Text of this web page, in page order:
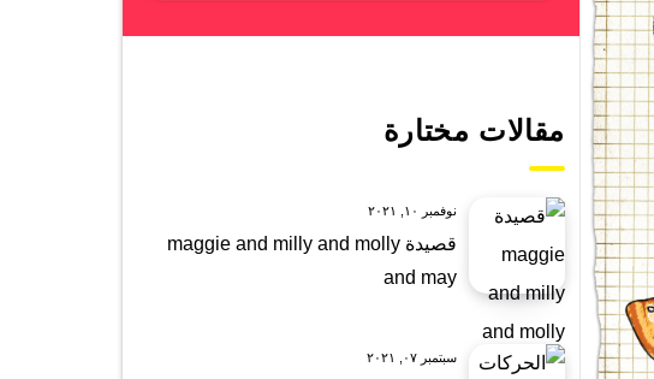
مقالات مختارة
نوفمبر ١٠, ٢٠٢١
قصيدة maggie and milly and molly
and may
سبتمبر ٠٧, ٢٠٢١